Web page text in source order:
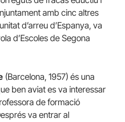
amb cinc altres
d’arreu d’Espanya, va
d’Escoles de Segona
(Barcelona, 1957) és una
ben aviat es va interessar
de formació
va entrar al